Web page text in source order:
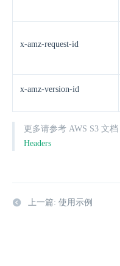
x-amz-request-id
x-amz-version-id
更多请参考 AWS S3 文档
Headers
上一篇: 使用示例